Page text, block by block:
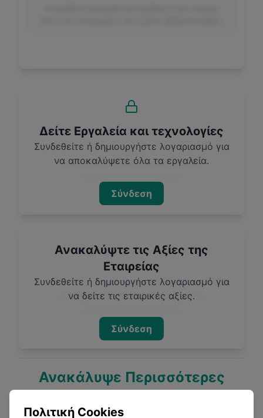
Δείτε Εργαλεία και τεχνολογίες
Συνδεθείτε ή δημιουργήστε λογαριασμό για
να αποκαλύψετε όλα τα εργαλεία.
Σύνδεση
Ανακαλύψτε τις Αξίες της
Εταιρείας
Συνδεθείτε ή δημιουργήστε λογαριασμό για
να δείτε τις εταιρικές αξίες.
Σύνδεση
Ανακάλυψε Περισσότερες
Πολιτική Cookies